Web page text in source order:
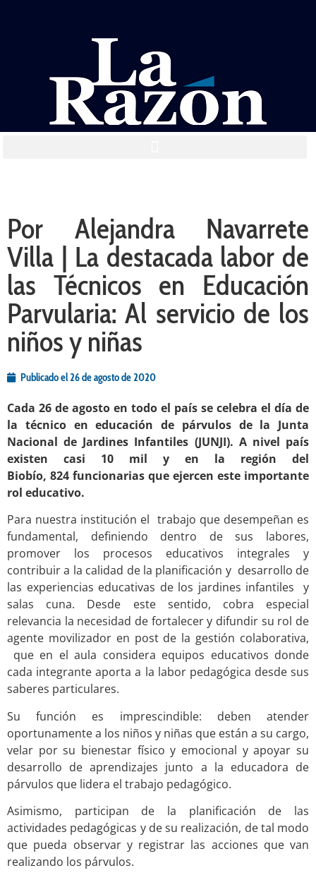
Por Alejandra Navarrete
Villa | La destacada labor de
las Técnicos en Educación
Parvularia: Al servicio de los
niños y niñas
Publicado el26 de agosto de 2020
Cada 26 de agosto en todo el país se celebra el día de
la técnico en educación de párvulos de la Junta
Nacional de Jardines Infantiles (JUNJI). A nivel país
existen casi 10 mil y en la región del
Biobío, 824 funcionarias que ejercen este importante
rol educativo.
Para nuestra institución el trabajo que desempeñan es
fundamental, definiendo dentro de sus labores,
promover los procesos educativos integrales y
contribuir a la calidad de la planificación y desarrollo de
las experiencias educativas de los jardines infantiles y
salas cuna. Desde este sentido, cobra especial
relevancia la necesidad de fortalecer y difundir su rol de
agente movilizador en post de la gestión colaborativa,
que en el aula considera equipos educativos donde
cada integrante aporta a la labor pedagógica desde sus
saberes particulares.
Su función es imprescindible: deben atender
oportunamente a los niños y niñas que están a su cargo,
velar por su bienestar físico y emocional y apoyar su
desarrollo de aprendizajes junto a la educadora de
párvulos que lidera el trabajo pedagógico.
Asimismo, participan de la planificación de las
actividades pedagógicas y de su realización, de tal modo
que pueda observar y registrar las acciones que van
realizando los párvulos.